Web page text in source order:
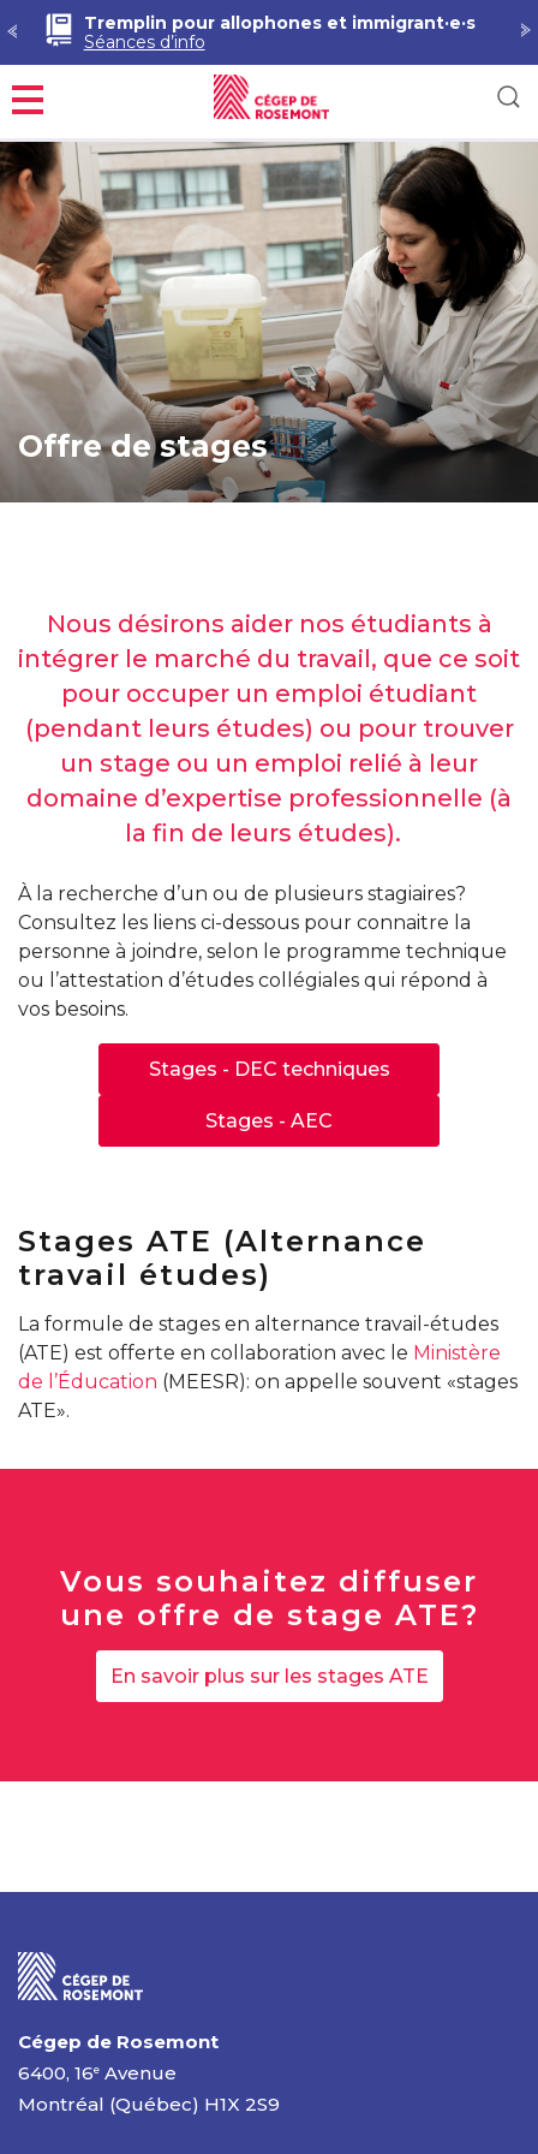
Tremplin pour allophones et immigrant·e·s
Séances d’info
Menu
Offre de stages
Nous désirons aider nos étudiants à
intégrer le marché du travail, que ce soit
pour occuper un emploi étudiant
(pendant leurs études) ou pour trouver
un stage ou un emploi relié à leur
domaine d’expertise professionnelle (à
la fin de leurs études).
À la recherche d’un ou de plusieurs stagiaires?
Consultez les liens ci-dessous pour connaitre la
personne à joindre, selon le programme technique
ou l’attestation d’études collégiales qui répond à
vos besoins.
Stages - DEC techniques
Stages - AEC
Stages ATE (Alternance
travail études)
La formule de stages en alternance travail-études
(ATE) est offerte en collaboration avec le Ministère
de l’Éducation (MEESR): on appelle souvent «stages
ATE».
Vous souhaitez diffuser
une offre de stage ATE?
En savoir plus sur les stages ATE
Cégep de Rosemont
6400, 16e Avenue
Montréal (Québec) H1X 2S9